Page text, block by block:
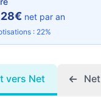
net par an
: 22%
vers Net